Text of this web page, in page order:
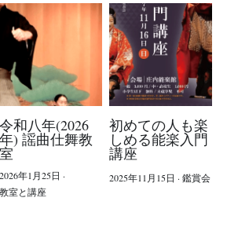
・体験
ール
令和八年(2026
年) 謡曲仕舞教
室
2026年1月25日 ·
教室と講座
初めての人も楽
しめる能楽入門
講座
2025年11月15日 · 鑑賞会